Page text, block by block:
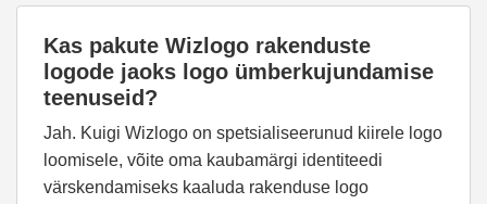
Kas pakute Wizlogo rakenduste
logode jaoks logo ümberkujundamise
teenuseid?
Jah. Kuigi Wizlogo on spetsialiseerunud kiirele logo
loomisele, võite oma kaubamärgi identiteedi
värskendamiseks kaaluda rakenduse logo